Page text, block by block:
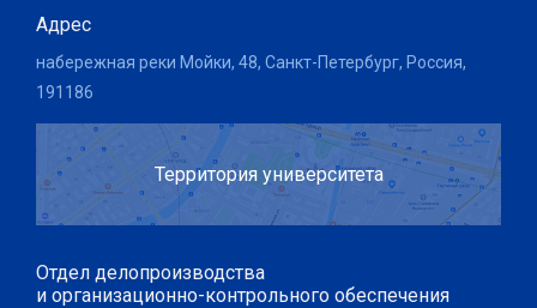
Адрес
набережная реки Мойки, 48, Санкт-Петербург, Россия,
191186
Территория университета
Отдел делопроизводства
и организационно-контрольного обеспечения